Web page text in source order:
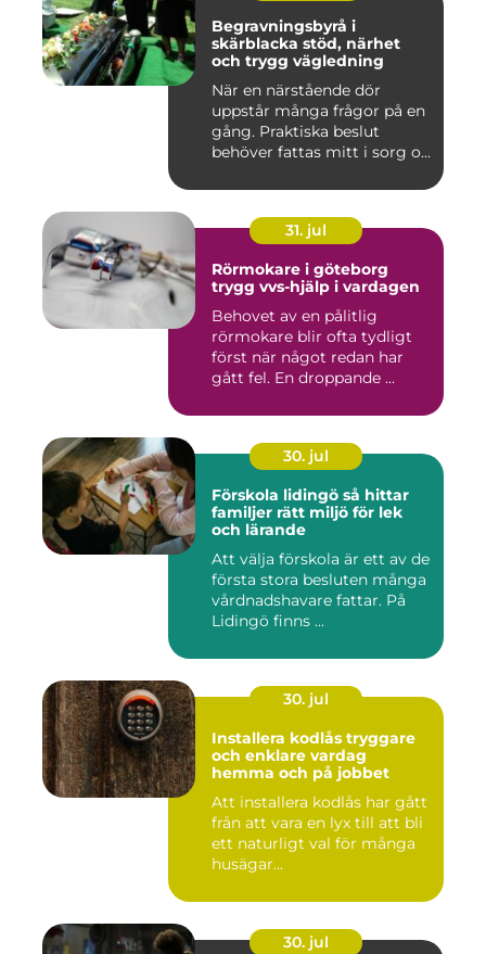
Begravningsbyrå i
skärblacka stöd, närhet
och trygg vägledning
När en närstående dör
uppstår många frågor på en
gång. Praktiska beslut
behöver fattas mitt i sorg o...
31. jul
Rörmokare i göteborg
trygg vvs-hjälp i vardagen
Behovet av en pålitlig
rörmokare blir ofta tydligt
först när något redan har
gått fel. En droppande ...
30. jul
Förskola lidingö så hittar
familjer rätt miljö för lek
och lärande
Att välja förskola är ett av de
första stora besluten många
vårdnadshavare fattar. På
Lidingö finns ...
30. jul
Installera kodlås tryggare
och enklare vardag
hemma och på jobbet
Att installera kodlås har gått
från att vara en lyx till att bli
ett naturligt val för många
husägar...
30. jul